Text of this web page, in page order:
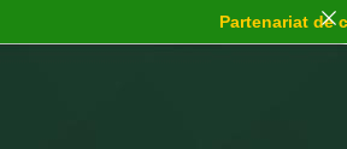
Partenariat de choc :